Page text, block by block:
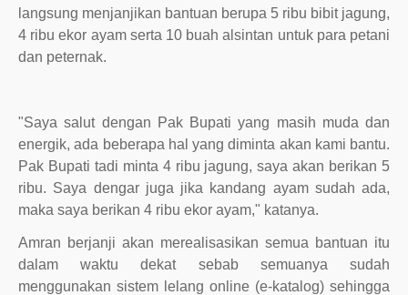
langsung menjanjikan bantuan berupa 5 ribu bibit jagung,
4 ribu ekor ayam serta 10 buah alsintan untuk para petani
dan peternak.
"Saya salut dengan Pak Bupati yang masih muda dan
energik, ada beberapa hal yang diminta akan kami bantu.
Pak Bupati tadi minta 4 ribu jagung, saya akan berikan 5
ribu. Saya dengar juga jika kandang ayam sudah ada,
maka saya berikan 4 ribu ekor ayam," katanya.
Amran berjanji akan merealisasikan semua bantuan itu
dalam waktu dekat sebab semuanya sudah
menggunakan sistem lelang online (e-katalog) sehingga